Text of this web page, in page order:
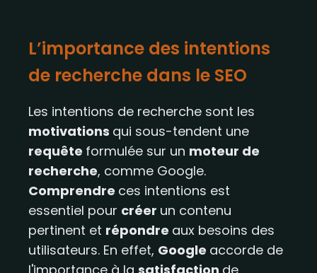
L’importance des intentions
de recherche dans le SEO​​
Les intentions de recherche sont les
motivations qui sous-tendent une
requête formulée sur un moteur de
recherche, comme Google.
Comprendre ces intentions est
essentiel pour créer un contenu
pertinent et répondre aux besoins des
utilisateurs. En effet, Google accorde de